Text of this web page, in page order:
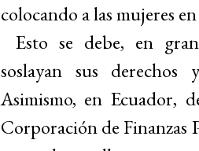
colocando a las mujeres
Esto se debe, en
soslayan sus derechos
Asimismo, en Ecuador,
Corporación de Finanzas